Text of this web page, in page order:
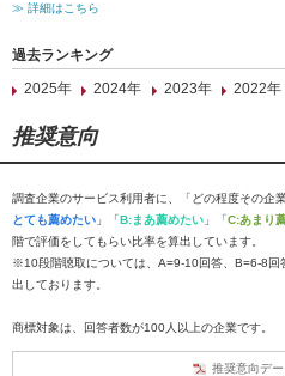
≫ 詳細はこちら
過去ランキング
2025年
2024年 2023年 2022年
推奨意向
調査企業のサービス利用者に、「どの程度その企
とても薦めたい 」「B:まあ薦めたい 」「C:あまり
階で評価をしてもらい比率を算出しています。
※10段階聴取については、A=9-10回答、B=6-8回
出しております。
商標対象は、回答者数が100人以上の企業です。
推奨意向デー